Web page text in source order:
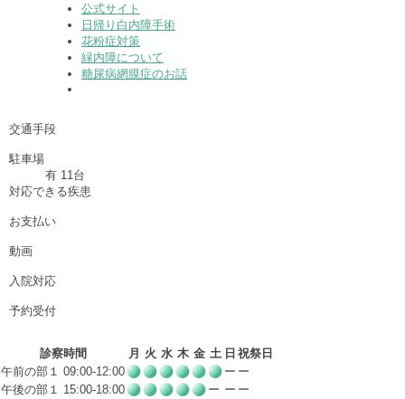
公式サイト
日帰り白内障手術
花粉症対策
緑内障について
糖尿病網膜症のお話
交通手段
駐車場
有 11台
対応できる疾患
お支払い
動画
入院対応
予約受付
診察時間 月 火 水 木 金 土 日 祝祭日
午前の部１ 09:00-12:00
ー ー
午後の部１ 15:00-18:00
ー ー ー